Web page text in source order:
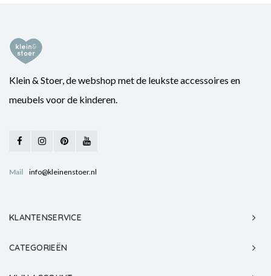
Klein & Stoer, de webshop met de leukste accessoires en
meubels voor de kinderen.
Mail info@kleinenstoer.nl
KLANTENSERVICE
CATEGORIEËN